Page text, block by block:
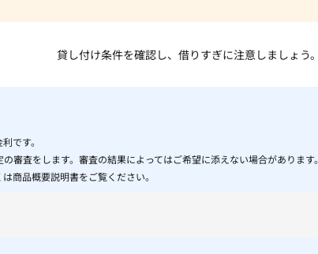
貸し付け条件を確認し、借りすぎに注意しましょう。
です。
審査をします。審査の結果によってはご希望に添えない場合があります。
商品概要説明書をご覧ください。